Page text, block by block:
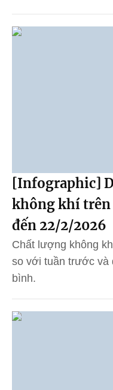
[Infographic]
không khí trên
đến 22/2/2026
Chất lượng không
so với tuần trước và
bình.